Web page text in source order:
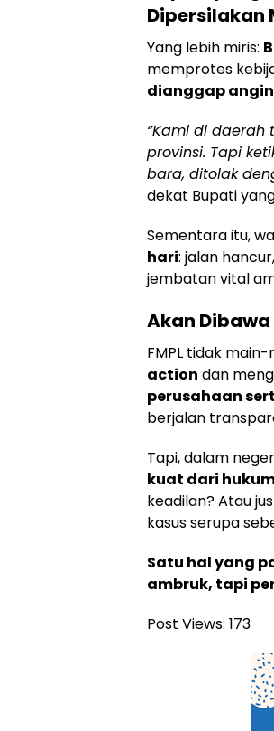
Dipersilakan
Yang lebih miris:
memprotes
dianggap
“Kami di
provinsi. Tapi
bara, ditolak
dekat Bupati
Sementara itu,
hari: jalan
jembatan vital
Akan Dibawa
FMPL tidak
action dan
perusahaan
berjalan
Tapi, dalam
kuat dari
keadilan? Atau
kasus serupa
Satu hal yang
ambruk, tapi
Post Views: 173